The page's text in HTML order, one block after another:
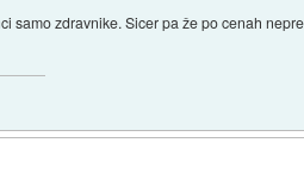
zdravnike. Sicer pa že po cenah